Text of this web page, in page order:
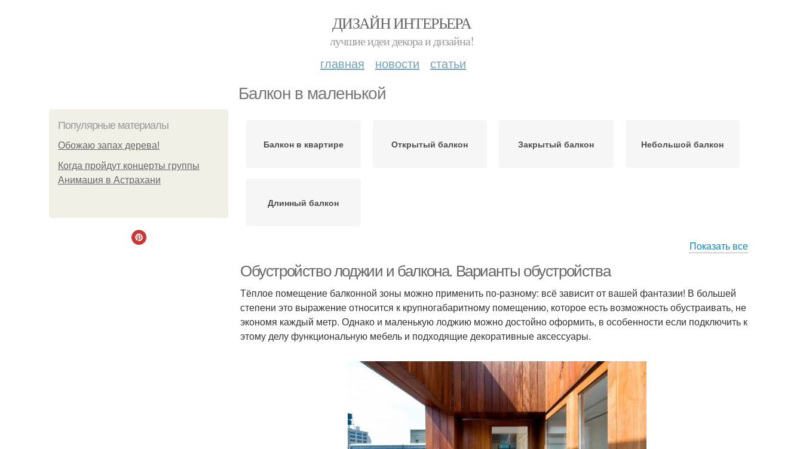
ДИЗАЙН ИНТЕРЬЕРА
лучшие идеи декора и дизайна!
главная новости статьи
Балкон в маленькой
Популярные материалы
Обожaю зaпах деpева!
Когда пройдут концерты группы
Анимация в Астрахани
Балкон в квартире Открытый балкон Закрытый балкон Небольшой балкон
Длинный балкон
Показать все
Обустройство лоджии и балкона. Варианты обустройства
Тёплое помещение балконной зоны можно применить по-разному: всё зависит от вашей фантазии! В большей
степени это выражение относится к крупногабаритному помещению, которое есть возможность обустраивать, не
экономя каждый метр. Однако и маленькую лоджию можно достойно оформить, в особенности если подключить к
этому делу функциональную мебель и подходящие декоративные аксессуары.